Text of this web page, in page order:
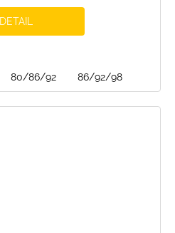
DETAIL
80/86/92 86/92/98